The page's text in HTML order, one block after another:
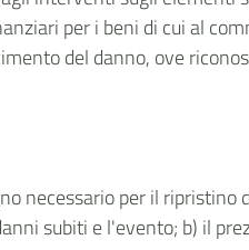
per i beni di cui al
del danno, ove
necessario per il
subiti e l'evento; b) il